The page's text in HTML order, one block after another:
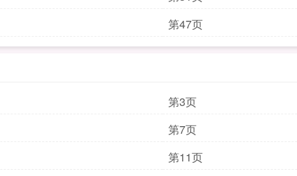
第47页
第3页
第7页
第11页